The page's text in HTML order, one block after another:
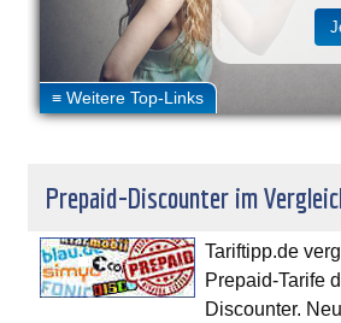
Prepaid-Discounter im
Tariftipp.de
Prepaid-Tarife
Discounter.